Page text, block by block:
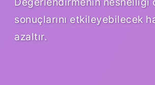
sonuçlarını etkileyebilecek
azaltır.